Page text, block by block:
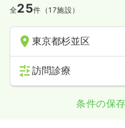
全25件（17施設）
東京都杉並区
訪問診療
条件の保